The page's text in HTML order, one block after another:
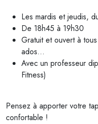
Les mardis et jeudis,
De 18h45 à 19h30
Gratuit et ouvert à
ados…
Avec un professeur
Fitness)
Pensez à apporter votre
confortable !